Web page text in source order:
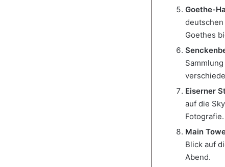
Goethe-
deutschen
Goethes
Eiserner
auf die
Fotografie.
Main
Blick auf
Abend.